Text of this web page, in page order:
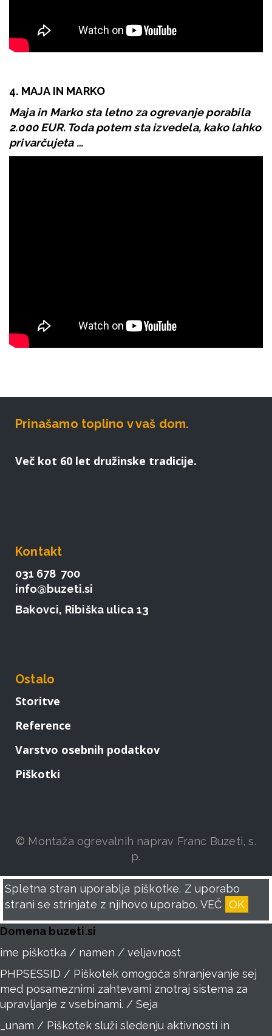
4. MAJA IN MARKO
Maja in Marko sta letno za ogrevanje porabila
2.000 EUR. Toda potem sta izvedela, kako lahko
privarčujeta …
Prinašamo toplino v vaš dom.
Več kot 60 let družinske tradicije.
Kontakt
031 678 700
info@buzeti.si
Bakovci, Ribiška ulica 13
Ostalo
Storitve
Reference
Varstvo osebnih podatkov
Piškotki
© Montaža ogrevalnih naprav Franc Buzeti, s.
p.
Spletna stran uporablja piškotke. Z uporabo
strani se strinjate z njihovo uporabo. VEČ OK
Domena buzeti.si
ime piškotka / namen / veljavnost
PHPSESSID / Piškotek omogoča shranjevanje sej
med posameznimi zahtevami znotraj sistema za
upravljanje z vsebinami. / Seja
_unam / Piškotek služi sledenju aktivnosti in